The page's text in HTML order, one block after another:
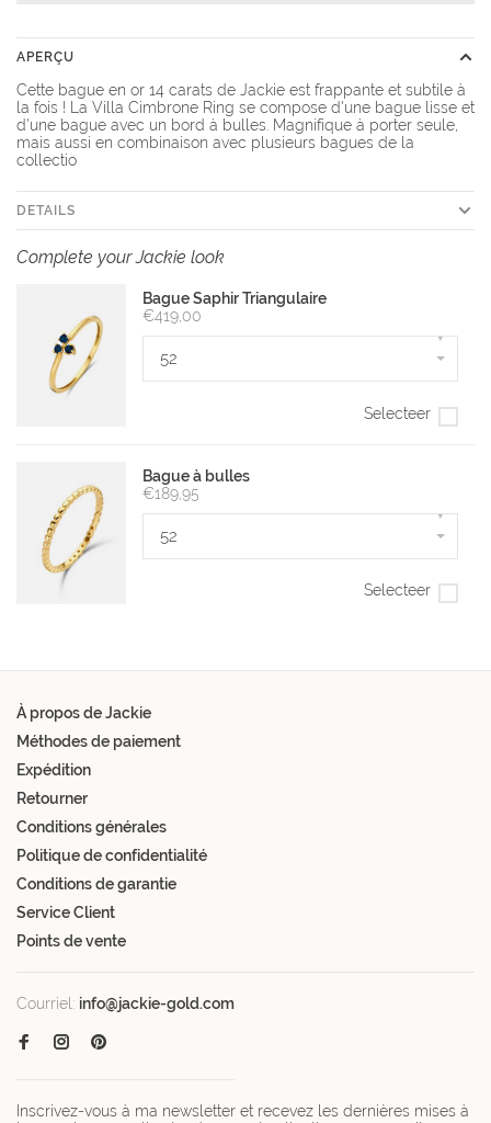
APERÇU
Cette bague en or 14 carats de Jackie est frappante et subtile à
la fois ! La Villa Cimbrone Ring se compose d'une bague lisse et
d'une bague avec un bord à bulles. Magnifique à porter seule,
mais aussi en combinaison avec plusieurs bagues de la
collectio
DETAILS
Complete your Jackie look
Bague Saphir Triangulaire
€419,00
52
▾
Selecteer
Bague à bulles
€189,95
52
▾
Selecteer
À propos de Jackie
Méthodes de paiement
Expédition
Retourner
Conditions générales
Politique de confidentialité
Conditions de garantie
Service Client
Points de vente
Courriel: info@jackie-gold.com
Inscrivez-vous à ma newsletter et recevez les dernières mises à